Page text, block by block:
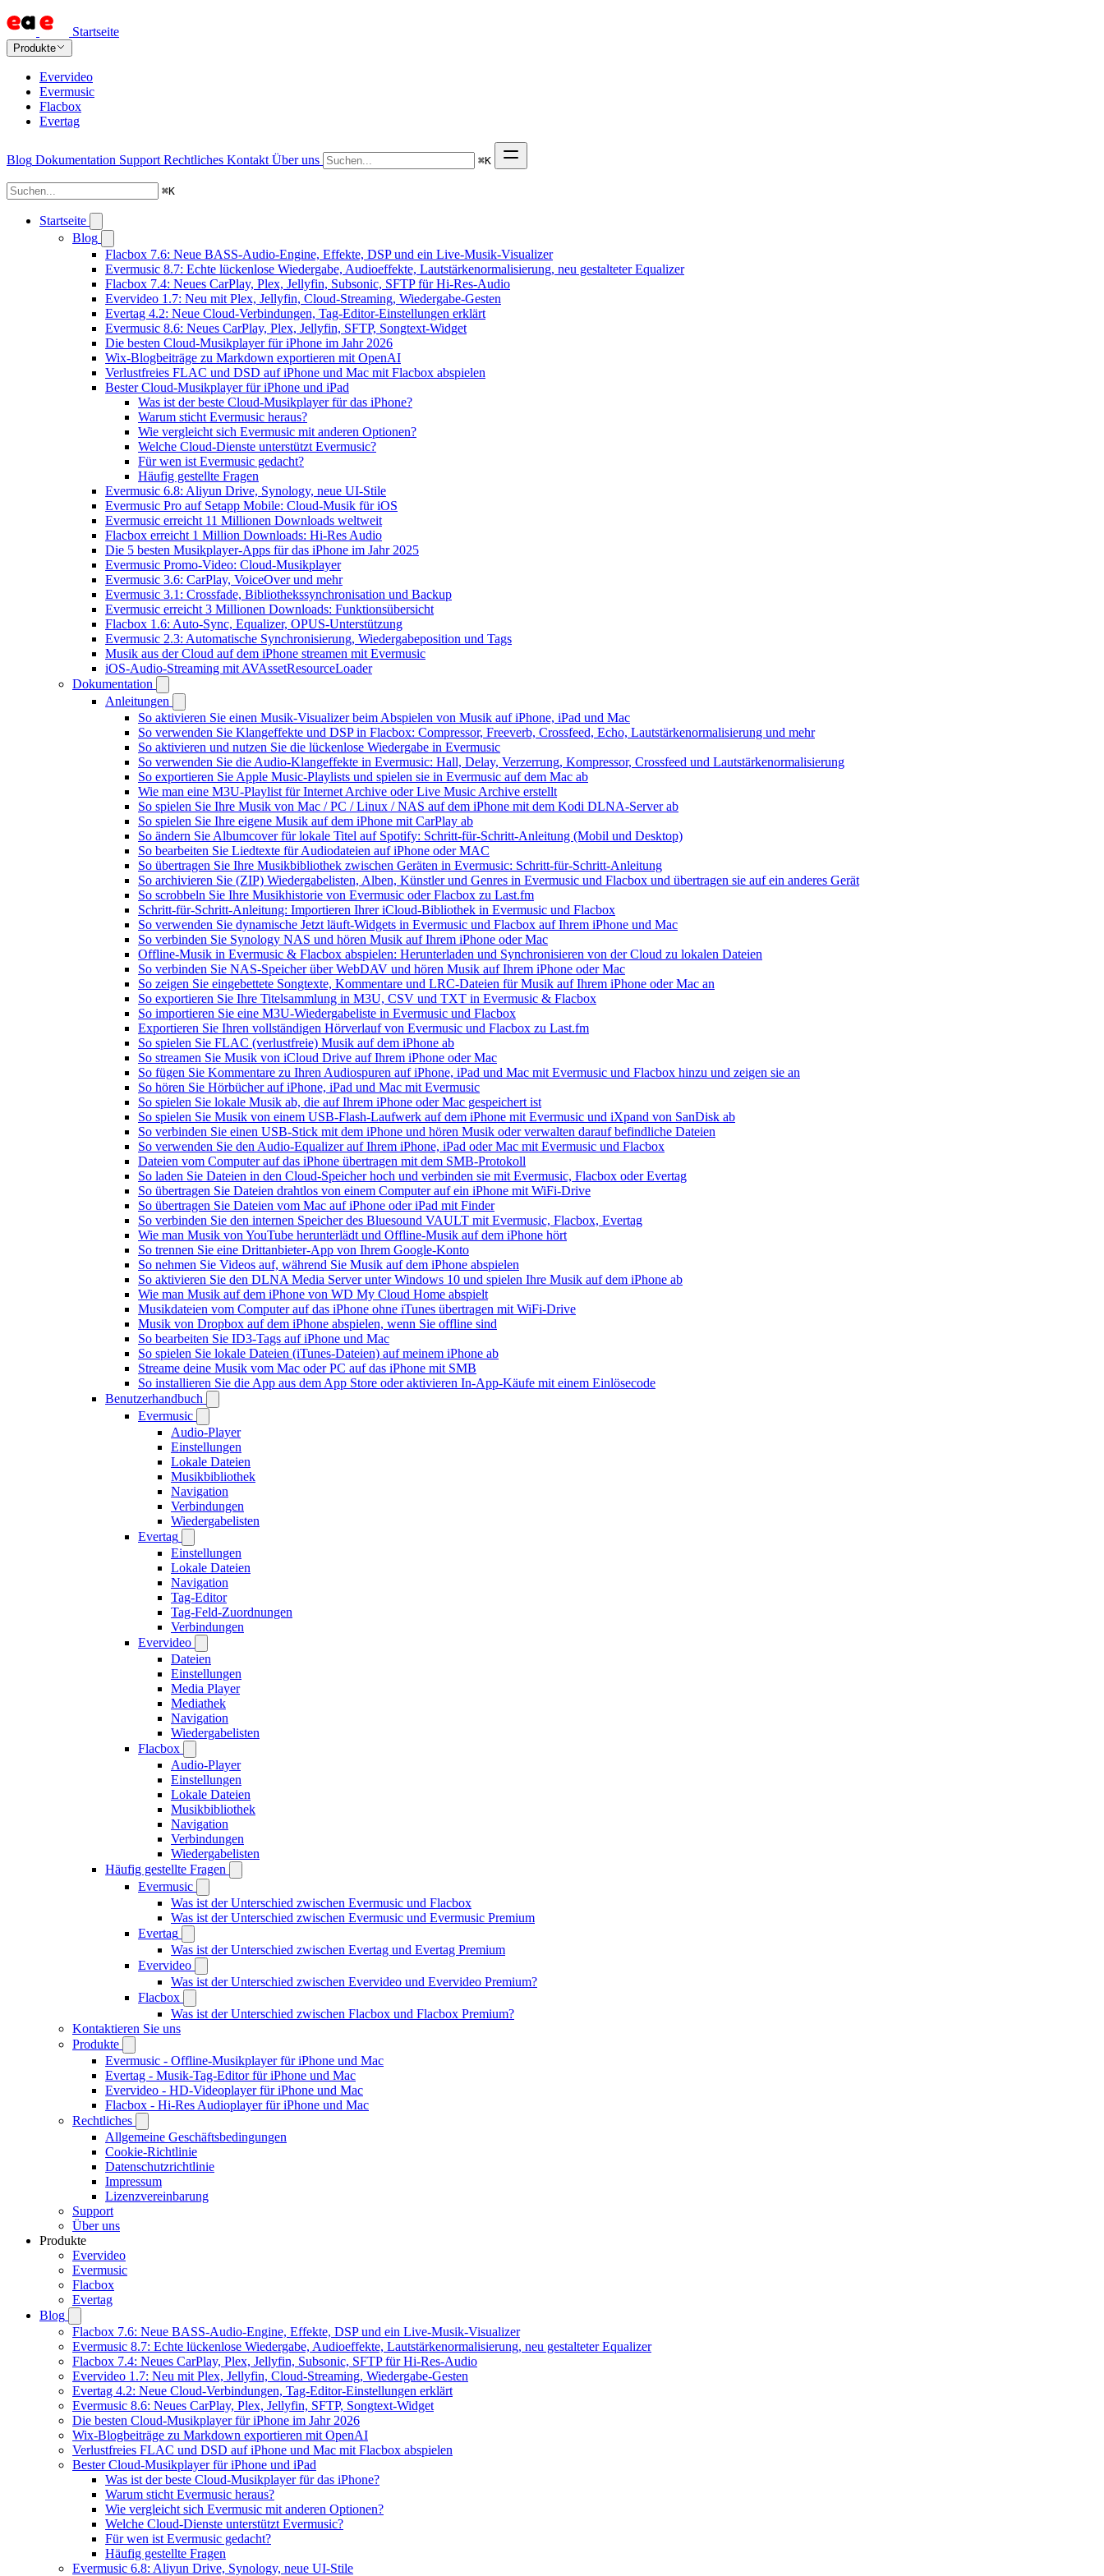
Startseite
Produkte
Evervideo
Evermusic
Flacbox
Evertag
Blog Dokumentation Support Rechtliches Kontakt Über uns ⌘K
⌘K
Startseite
Blog
Flacbox 7.6: Neue BASS-Audio-Engine, Effekte, DSP und ein Live-Musik-Visualizer
Evermusic 8.7: Echte lückenlose Wiedergabe, Audioeffekte, Lautstärkenormalisierung, neu gestalteter Equalizer
Flacbox 7.4: Neues CarPlay, Plex, Jellyfin, Subsonic, SFTP für Hi-Res-Audio
Evervideo 1.7: Neu mit Plex, Jellyfin, Cloud-Streaming, Wiedergabe-Gesten
Evertag 4.2: Neue Cloud-Verbindungen, Tag-Editor-Einstellungen erklärt
Evermusic 8.6: Neues CarPlay, Plex, Jellyfin, SFTP, Songtext-Widget
Die besten Cloud-Musikplayer für iPhone im Jahr 2026
Wix-Blogbeiträge zu Markdown exportieren mit OpenAI
Verlustfreies FLAC und DSD auf iPhone und Mac mit Flacbox abspielen
Bester Cloud-Musikplayer für iPhone und iPad
Was ist der beste Cloud-Musikplayer für das iPhone?
Warum sticht Evermusic heraus?
Wie vergleicht sich Evermusic mit anderen Optionen?
Welche Cloud-Dienste unterstützt Evermusic?
Für wen ist Evermusic gedacht?
Häufig gestellte Fragen
Evermusic 6.8: Aliyun Drive, Synology, neue UI-Stile
Evermusic Pro auf Setapp Mobile: Cloud-Musik für iOS
Evermusic erreicht 11 Millionen Downloads weltweit
Flacbox erreicht 1 Million Downloads: Hi-Res Audio
Die 5 besten Musikplayer-Apps für das iPhone im Jahr 2025
Evermusic Promo-Video: Cloud-Musikplayer
Evermusic 3.6: CarPlay, VoiceOver und mehr
Evermusic 3.1: Crossfade, Bibliothekssynchronisation und Backup
Evermusic erreicht 3 Millionen Downloads: Funktionsübersicht
Flacbox 1.6: Auto-Sync, Equalizer, OPUS-Unterstützung
Evermusic 2.3: Automatische Synchronisierung, Wiedergabeposition und Tags
Musik aus der Cloud auf dem iPhone streamen mit Evermusic
iOS-Audio-Streaming mit AVAssetResourceLoader
Dokumentation
Anleitungen
So aktivieren Sie einen Musik-Visualizer beim Abspielen von Musik auf iPhone, iPad und Mac
So verwenden Sie Klangeffekte und DSP in Flacbox: Compressor, Freeverb, Crossfeed, Echo, Lautstärkenormalisierung und mehr
So aktivieren und nutzen Sie die lückenlose Wiedergabe in Evermusic
So verwenden Sie die Audio-Klangeffekte in Evermusic: Hall, Delay, Verzerrung, Kompressor, Crossfeed und Lautstärkenormalisierung
So exportieren Sie Apple Music-Playlists und spielen sie in Evermusic auf dem Mac ab
Wie man eine M3U-Playlist für Internet Archive oder Live Music Archive erstellt
So spielen Sie Ihre Musik von Mac / PC / Linux / NAS auf dem iPhone mit dem Kodi DLNA-Server ab
So spielen Sie Ihre eigene Musik auf dem iPhone mit CarPlay ab
So ändern Sie Albumcover für lokale Titel auf Spotify: Schritt-für-Schritt-Anleitung (Mobil und Desktop)
So bearbeiten Sie Liedtexte für Audiodateien auf iPhone oder MAC
So übertragen Sie Ihre Musikbibliothek zwischen Geräten in Evermusic: Schritt-für-Schritt-Anleitung
So archivieren Sie (ZIP) Wiedergabelisten, Alben, Künstler und Genres in Evermusic und Flacbox und übertragen sie auf ein anderes Gerät
So scrobbeln Sie Ihre Musikhistorie von Evermusic oder Flacbox zu Last.fm
Schritt-für-Schritt-Anleitung: Importieren Ihrer iCloud-Bibliothek in Evermusic und Flacbox
So verwenden Sie dynamische Jetzt läuft-Widgets in Evermusic und Flacbox auf Ihrem iPhone und Mac
So verbinden Sie Synology NAS und hören Musik auf Ihrem iPhone oder Mac
Offline-Musik in Evermusic & Flacbox abspielen: Herunterladen und Synchronisieren von der Cloud zu lokalen Dateien
So verbinden Sie NAS-Speicher über WebDAV und hören Musik auf Ihrem iPhone oder Mac
So zeigen Sie eingebettete Songtexte, Kommentare und LRC-Dateien für Musik auf Ihrem iPhone oder Mac an
So exportieren Sie Ihre Titelsammlung in M3U, CSV und TXT in Evermusic & Flacbox
So importieren Sie eine M3U-Wiedergabeliste in Evermusic und Flacbox
Exportieren Sie Ihren vollständigen Hörverlauf von Evermusic und Flacbox zu Last.fm
So spielen Sie FLAC (verlustfreie) Musik auf dem iPhone ab
So streamen Sie Musik von iCloud Drive auf Ihrem iPhone oder Mac
So fügen Sie Kommentare zu Ihren Audiospuren auf iPhone, iPad und Mac mit Evermusic und Flacbox hinzu und zeigen sie an
So hören Sie Hörbücher auf iPhone, iPad und Mac mit Evermusic
So spielen Sie lokale Musik ab, die auf Ihrem iPhone oder Mac gespeichert ist
So spielen Sie Musik von einem USB-Flash-Laufwerk auf dem iPhone mit Evermusic und iXpand von SanDisk ab
So verbinden Sie einen USB-Stick mit dem iPhone und hören Musik oder verwalten darauf befindliche Dateien
So verwenden Sie den Audio-Equalizer auf Ihrem iPhone, iPad oder Mac mit Evermusic und Flacbox
Dateien vom Computer auf das iPhone übertragen mit dem SMB-Protokoll
So laden Sie Dateien in den Cloud-Speicher hoch und verbinden sie mit Evermusic, Flacbox oder Evertag
So übertragen Sie Dateien drahtlos von einem Computer auf ein iPhone mit WiFi-Drive
So übertragen Sie Dateien vom Mac auf iPhone oder iPad mit Finder
So verbinden Sie den internen Speicher des Bluesound VAULT mit Evermusic, Flacbox, Evertag
Wie man Musik von YouTube herunterlädt und Offline-Musik auf dem iPhone hört
So trennen Sie eine Drittanbieter-App von Ihrem Google-Konto
So nehmen Sie Videos auf, während Sie Musik auf dem iPhone abspielen
So aktivieren Sie den DLNA Media Server unter Windows 10 und spielen Ihre Musik auf dem iPhone ab
Wie man Musik auf dem iPhone von WD My Cloud Home abspielt
Musikdateien vom Computer auf das iPhone ohne iTunes übertragen mit WiFi-Drive
Musik von Dropbox auf dem iPhone abspielen, wenn Sie offline sind
So bearbeiten Sie ID3-Tags auf iPhone und Mac
So spielen Sie lokale Dateien (iTunes-Dateien) auf meinem iPhone ab
Streame deine Musik vom Mac oder PC auf das iPhone mit SMB
So installieren Sie die App aus dem App Store oder aktivieren In-App-Käufe mit einem Einlösecode
Benutzerhandbuch
Evermusic
Audio-Player
Einstellungen
Lokale Dateien
Musikbibliothek
Navigation
Verbindungen
Wiedergabelisten
Evertag
Einstellungen
Lokale Dateien
Navigation
Tag-Editor
Tag-Feld-Zuordnungen
Verbindungen
Evervideo
Dateien
Einstellungen
Media Player
Mediathek
Navigation
Wiedergabelisten
Flacbox
Audio-Player
Einstellungen
Lokale Dateien
Musikbibliothek
Navigation
Verbindungen
Wiedergabelisten
Häufig gestellte Fragen
Evermusic
Was ist der Unterschied zwischen Evermusic und Flacbox
Was ist der Unterschied zwischen Evermusic und Evermusic Premium
Evertag
Was ist der Unterschied zwischen Evertag und Evertag Premium
Evervideo
Was ist der Unterschied zwischen Evervideo und Evervideo Premium?
Flacbox
Was ist der Unterschied zwischen Flacbox und Flacbox Premium?
Kontaktieren Sie uns
Produkte
Evermusic - Offline-Musikplayer für iPhone und Mac
Evertag - Musik-Tag-Editor für iPhone und Mac
Evervideo - HD-Videoplayer für iPhone und Mac
Flacbox - Hi-Res Audioplayer für iPhone und Mac
Rechtliches
Allgemeine Geschäftsbedingungen
Cookie-Richtlinie
Datenschutzrichtlinie
Impressum
Lizenzvereinbarung
Support
Über uns
Produkte
Evervideo
Evermusic
Flacbox
Evertag
Blog
Flacbox 7.6: Neue BASS-Audio-Engine, Effekte, DSP und ein Live-Musik-Visualizer
Evermusic 8.7: Echte lückenlose Wiedergabe, Audioeffekte, Lautstärkenormalisierung, neu gestalteter Equalizer
Flacbox 7.4: Neues CarPlay, Plex, Jellyfin, Subsonic, SFTP für Hi-Res-Audio
Evervideo 1.7: Neu mit Plex, Jellyfin, Cloud-Streaming, Wiedergabe-Gesten
Evertag 4.2: Neue Cloud-Verbindungen, Tag-Editor-Einstellungen erklärt
Evermusic 8.6: Neues CarPlay, Plex, Jellyfin, SFTP, Songtext-Widget
Die besten Cloud-Musikplayer für iPhone im Jahr 2026
Wix-Blogbeiträge zu Markdown exportieren mit OpenAI
Verlustfreies FLAC und DSD auf iPhone und Mac mit Flacbox abspielen
Bester Cloud-Musikplayer für iPhone und iPad
Was ist der beste Cloud-Musikplayer für das iPhone?
Warum sticht Evermusic heraus?
Wie vergleicht sich Evermusic mit anderen Optionen?
Welche Cloud-Dienste unterstützt Evermusic?
Für wen ist Evermusic gedacht?
Häufig gestellte Fragen
Evermusic 6.8: Aliyun Drive, Synology, neue UI-Stile